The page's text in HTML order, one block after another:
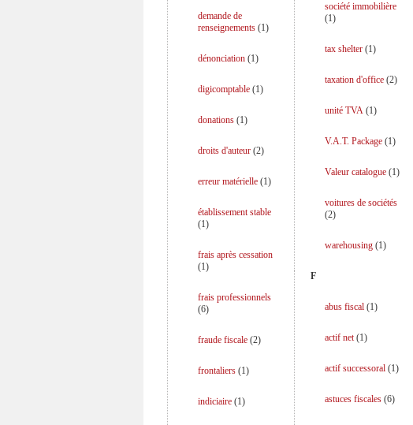
demande de
renseignements (1)
dénonciation (1)
digicomptable (1)
donations (1)
droits d'auteur (2)
erreur matérielle (1)
établissement stable
(1)
frais après cessation
(1)
frais professionnels
(6)
fraude fiscale (2)
frontaliers (1)
indiciaire (1)
société immobilière
(1)
tax shelter(1)
taxation d'office(2)
unité TVA(1)
V.A.T. Package(1)
Valeur catalogue(1)
voitures de sociétés
(2)
warehousing(1)
F
abus fiscal(1)
actif net(1)
actif successoral(1)
astuces fiscales(6)